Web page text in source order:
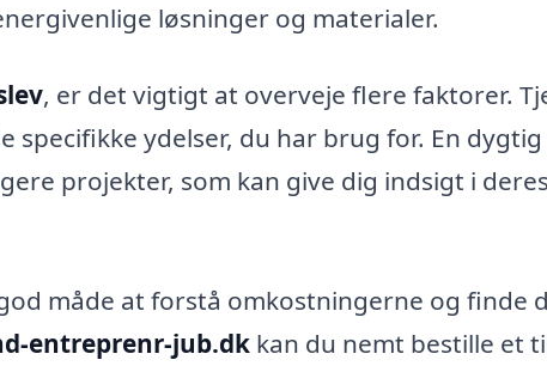
løsninger og materialer.
, er det vigtigt at overveje flere faktorer.
ydelser, du har brug for. En dygtig
projekter, som kan give dig indsigt i deres
måde at forstå omkostningerne og finde
entreprenr-jub.dk kan du nemt bestille et